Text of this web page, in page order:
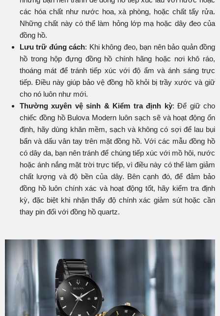
các hóa chất như nước hoa, xà phòng, hoặc chất tẩy rửa.
Những chất này có thể làm hỏng lớp mạ hoặc dây đeo của
đồng hồ.
Lưu trữ đúng cách: Khi không đeo, bạn nên bảo quản đồng
hồ trong hộp đựng đồng hồ chính hãng hoặc nơi khô ráo,
thoáng mát để tránh tiếp xúc với độ ẩm và ánh sáng trực
tiếp. Điều này giúp bảo vệ đồng hồ khỏi bị trầy xước và giữ
cho nó luôn như mới.
Thường xuyên vệ sinh & Kiểm tra định kỳ: Để giữ cho
chiếc đồng hồ Bulova Modern luôn sạch sẽ và hoạt động ổn
định, hãy dùng khăn mềm, sạch và không có sợi để lau bụi
bẩn và dấu vân tay trên mặt đồng hồ. Với các mẫu đồng hồ
có dây da, bạn nên tránh để chúng tiếp xúc với mồ hôi, nước
hoặc ánh nắng mặt trời trực tiếp, vì điều này có thể làm giảm
chất lượng và độ bền của dây. Bên cạnh đó, để đảm bảo
đồng hồ luôn chính xác và hoạt động tốt, hãy kiểm tra định
kỳ, đặc biệt khi nhận thấy độ chính xác giảm sút hoặc cần
thay pin đối với đồng hồ quartz.